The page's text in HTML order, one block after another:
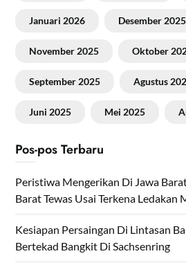
Januari 2026 Desember 2025
November 2025 Oktober
September 2025 Agustus
Juni 2025 Mei 2025
Pos-pos Terbaru
Peristiwa Mengerikan Di Jawa
Barat Tewas Usai Terkena Ledakan
Kesiapan Persaingan Di Lintasan
Bertekad Bangkit Di Sachsenring